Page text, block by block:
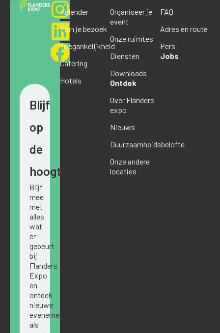
Blijf
op
de
hoogte
Blijf
mee
met
alles
wat
er
gebeurt
bij
Flanders
Expo
en
ontdek
nieuwe
evenementen
als
Kalender
Plan je bezoek
Toegankelijkheid
Catering
Hotels
Organiseer je
event
Onze ruimtes
Diensten
Downloads
Ontdek
Over Flanders
expo
Nieuws
Duurzaamheidsbelofte
Onze andere
locaties
FAQ
Adres en route
Pers
Jobs